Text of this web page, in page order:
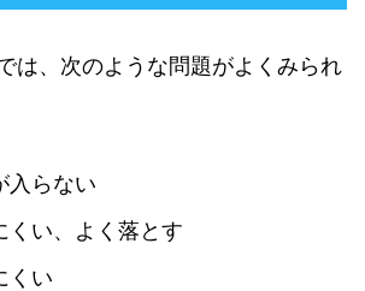
は、次のような問題がよくみられ
入らない
くい、よく落とす
くい